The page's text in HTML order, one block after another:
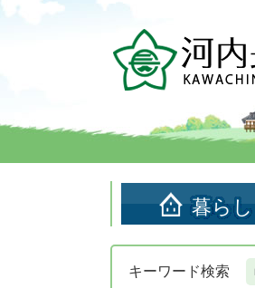
頭
す。
飛
し
暮ら
キーワード検索